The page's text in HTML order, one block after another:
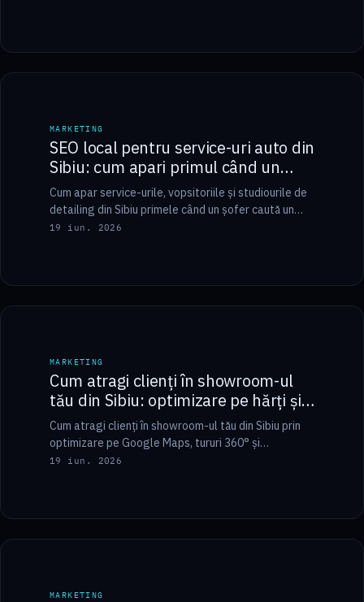
7 min
MARKETING
SEO local pentru service-uri auto din
Sibiu: cum apari primul când un
șofer caută aproape
Cum apar service-urile, vopsitoriile și studiourile de
detailing din Sibiu primele când un șofer caută un
mecanic aproape: Google Maps, recenzii și…
19 iun. 2026
7 min
MARKETING
Cum atragi clienți în showroom-ul
tău din Sibiu: optimizare pe hărți și
tururi interactive
Cum atragi clienți în showroom-ul tău din Sibiu prin
optimizare pe Google Maps, tururi 360° și
fotografie de produs care arată calitatea…
19 iun. 2026
7 min
MARKETING